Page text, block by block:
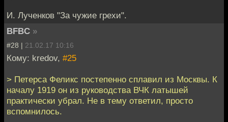
И. Лученков "За чужие грехи".
BFBC »
#28 | 21.02.17 10:16
Кому: kredov, #25
> Петерса Феликс постепенно сплавил из Москвы. К
началу 1919 он из руководства ВЧК латышей
практически убрал. Не в тему ответил, просто
вспомнилось.